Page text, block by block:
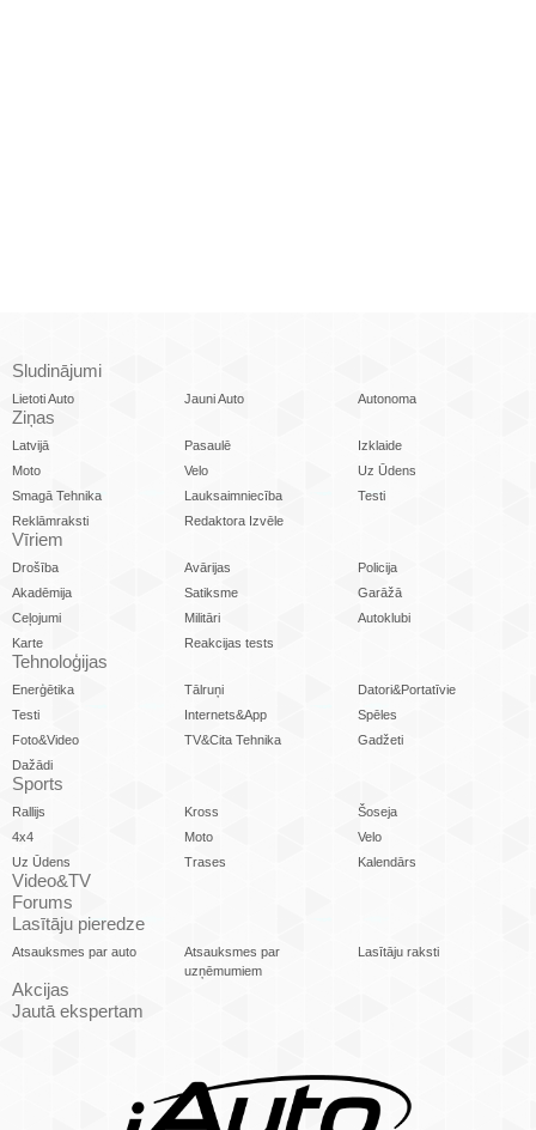
Sludinājumi
Lietoti Auto Jauni Auto Autonoma
Ziņas
Latvijā Pasaulē
Izklaide
Moto
Velo
Uz Ūdens
Smagā Tehnika
Lauksaimniecība
Testi
Reklāmraksti
Redaktora Izvēle
Vīriem
Drošība Avārijas
Policija
Akadēmija
Satiksme
Garāžā
Ceļojumi
Militāri
Autoklubi
Karte
Reakcijas tests
Tehnoloģijas
Enerģētika Tālruņi
Datori&Portatīvie
Testi
Internets&App
Spēles
Foto&Video
TV&Cita Tehnika
Gadžeti
Dažādi
Sports
Rallijs Kross
Šoseja
4x4
Moto
Velo
Uz Ūdens
Trases Kalendārs
Video&TV
Forums
Lasītāju pieredze
Atsauksmes par auto
Atsauksmes par
uzņēmumiem
Lasītāju raksti
Akcijas
Jautā ekspertam